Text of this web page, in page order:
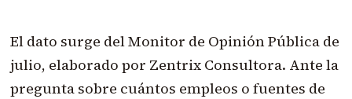
El dato surge del Monitor de Opinión Pública de
julio, elaborado por Zentrix Consultora. Ante la
pregunta sobre cuántos empleos o fuentes de